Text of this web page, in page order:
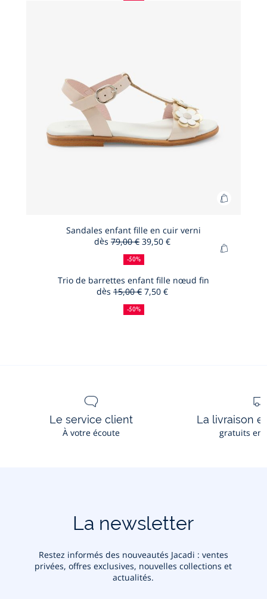
de
::
Ajouter
Sandales
enfant
Sandales enfant fille en cuir verni
dès
50
%
de
réduction
Ancien
prix
:
79,00 €Nouveau
prix
:
39,50 €
-50%
Ajouter
Trio de barrettes enfant fille nœud fin
dès
50
%
de
Ancien
prix
:
15,00 €Nouveau
prix
:
7,50 €
-50%
Le service client
À votre écoute
La livraison
gratuits en
La newsletter
Restez informés des nouveautés Jacadi : ventes
privées, offres exclusives, nouvelles collections et
actualités.